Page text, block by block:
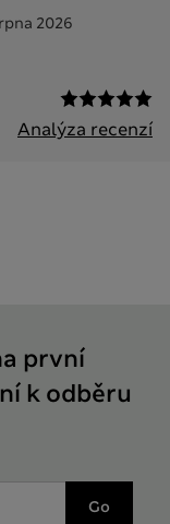
2026
Analýza recenzí
první
k odběru
Go